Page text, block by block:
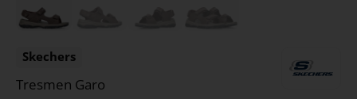
Skechers
Tresmen Garo